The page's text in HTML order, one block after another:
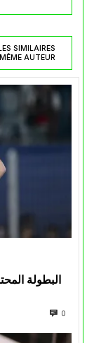
SIMILAIRES
AUTEUR
البطولة
0